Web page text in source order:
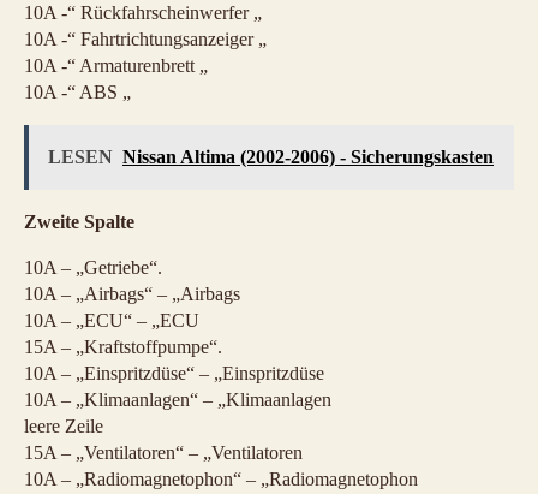
10A -“ Rückfahrscheinwerfer „
10A -“ Fahrtrichtungsanzeiger „
10A -“ Armaturenbrett „
10A -“ ABS „
LESEN Nissan Altima (2002-2006) - Sicherungskasten
Zweite Spalte
10A – „Getriebe“.
10A – „Airbags“ – „Airbags
10A – „ECU“ – „ECU
15A – „Kraftstoffpumpe“.
10A – „Einspritzdüse“ – „Einspritzdüse
10A – „Klimaanlagen“ – „Klimaanlagen
leere Zeile
15A – „Ventilatoren“ – „Ventilatoren
10A – „Radiomagnetophon“ – „Radiomagnetophon